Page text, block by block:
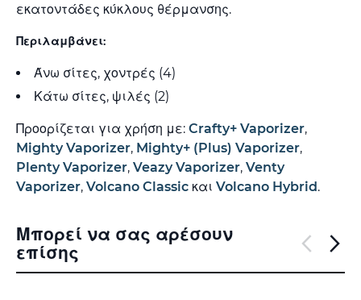
εκατοντάδες κύκλους θέρμανσης.
Περιλαμβάνει:
Άνω σίτες, χοντρές (4)
Κάτω σίτες, ψιλές (2)
Προορίζεται για χρήση με: Crafty+ Vaporizer,
Mighty Vaporizer, Mighty+ (Plus) Vaporizer,
Plenty Vaporizer, Veazy Vaporizer, Venty
Vaporizer, Volcano Classic και Volcano Hybrid.
Μπορεί να σας αρέσουν
επίσης